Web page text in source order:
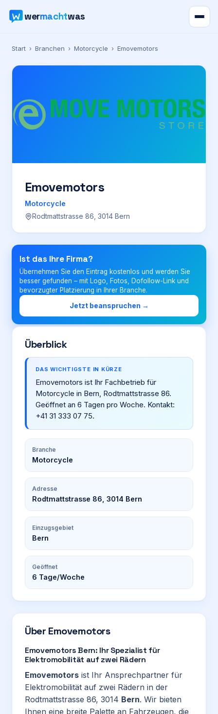
wermachtwas
Verzeichnis
Karte
News
Ratgeber
Preise
Für Firmen
Login
Firma eintragen
Start › Branchen › Motorcycle › Emovemotors
Emovemotors
Motorcycle
Rodtmattstrasse 86, 3014 Bern
Ist das Ihre Firma?
Übernehmen Sie den Eintrag kostenlos und werden Sie
besser gefunden – mit Logo, Fotos, Dofollow-Link und
bevorzugter Platzierung in Ihrer Branche.
Jetzt beanspruchen →
Überblick
DAS WICHTIGSTE IN KÜRZE
Emovemotors ist Ihr Fachbetrieb für
Motorcycle in Bern, Rodtmattstrasse 86.
Geöffnet an 6 Tagen pro Woche. Kontakt:
+41 31 333 07 75.
Branche
Motorcycle
Adresse
Rodtmattstrasse 86, 3014 Bern
Einzugsgebiet
Bern
Geöffnet
6 Tage/Woche
Über Emovemotors
Emovemotors Bern: Ihr Spezialist für
Elektromobilität auf zwei Rädern
Emovemotors ist Ihr Ansprechpartner für
Elektromobilität auf zwei Rädern in der
Rodtmattstrasse 86, 3014 Bern. Wir bieten
Ihnen eine breite Palette an Fahrzeugen, die